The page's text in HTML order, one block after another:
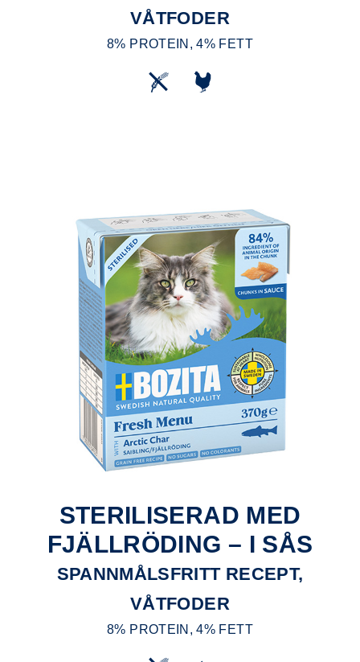
VÅTFODER
8% PROTEIN, 4% FETT
STERILISERAD MED
FJÄLLRÖDING – I SÅS
SPANNMÅLSFRITT RECEPT,
VÅTFODER
8% PROTEIN, 4% FETT